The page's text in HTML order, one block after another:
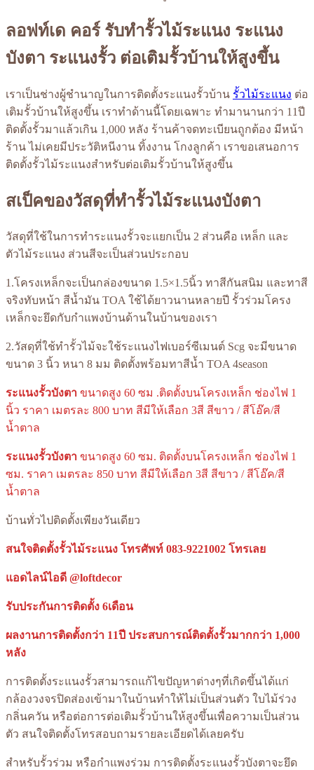
ลอฟท์เด คอร์ รับทำรั้วไม้ระแนง ระแนง
บังตา ระแนงรั้ว ต่อเติมรั้วบ้านให้สูงขึ้น
เราเป็นช่างผู้ชำนาญในการติดตั้งระแนงรั้วบ้าน รั้วไม้ระแนง ต่อ
เติมรั้วบ้านให้สูงขึ้น เราทำด้านนี้โดยเฉพาะ ทำมานานกว่า 11ปี
ติดตั้งรั้วมาแล้วเกิน 1,000 หลัง ร้านค้าจดทะเบียนถูกต้อง มีหน้า
ร้าน ไม่เคยมีประวัติหนีงาน ทิ้งงาน โกงลูกค้า เราขอเสนอการ
ติดตั้งรั้วไม้ระแนงสำหรับต่อเติมรั้วบ้านให้สูงขึ้น
สเป็คของวัสดุที่ทำรั้วไม้ระแนงบังตา
วัสดุที่ใช้ในการทำระแนงรั้วจะแยกเป็น 2 ส่วนคือ เหล็ก และ
ตัวไม้ระแนง ส่วนสีจะเป็นส่วนประกอบ
1.โครงเหล็กจะเป็นกล่องขนาด 1.5×1.5นิ้ว ทาสีกันสนิม และทาสี
จริงทับหน้า สีน้ำมัน TOA ใช้ได้ยาวนานหลายปี รั้วร่วมโครง
เหล็กจะยึดกับกำแพงบ้านด้านในบ้านของเรา
2.วัสดุที่ใช้ทำรั้วไม้จะใช้ระแนงไฟเบอร์ซีเมนต์ Scg จะมีขนาด
ขนาด 3 นิ้ว หนา 8 มม ติดตั้งพร้อมทาสีน้ำ TOA 4season
ระแนงรั้วบังตา ขนาดสูง 60 ซม .ติดตั้งบนโครงเหล็ก ช่องไฟ 1
นิ้ว ราคา เมตรละ 800 บาท สีมีให้เลือก 3สี สีขาว / สีโอ๊ค/สี
น้ำตาล
ระแนงรั้วบังตา ขนาดสูง 60 ซม. ติดตั้งบนโครงเหล็ก ช่องไฟ 1
ซม. ราคา เมตรละ 850 บาท สีมีให้เลือก 3สี สีขาว / สีโอ๊ค/สี
น้ำตาล
บ้านทั่วไปติดตั้งเพียงวันเดียว
สนใจติดตั้งรั้วไม้ระแนง โทรศัพท์ 083-9221002 โทรเลย
แอดไลน์ไอดี @loftdecor
รับประกันการติดตั้ง 6เดือน
ผลงานการติดตั้งกว่า 11ปี ประสบการณ์ติดตั้งรั้วมากกว่า 1,000
หลัง
การติดตั้งระแนงรั้วสามารถแก้ไขปัญหาต่างๆที่เกิดขึ้นได้แก่
กล้องวงจรปิดส่องเข้ามาในบ้านทำให้ไม่เป็นส่วนตัว ใบไม้ร่วง
กลิ่นควัน หรือต่อการต่อเติมรั้วบ้านให้สูงขึ้นเพื่อความเป็นส่วน
ตัว สนใจติดตั้งโทรสอบถามรายละเอียดได้เลยครับ
สำหรับรั้วร่วม หรือกำแพงร่วม การติดตั้งระแนงรั้วบังตาจะยึด